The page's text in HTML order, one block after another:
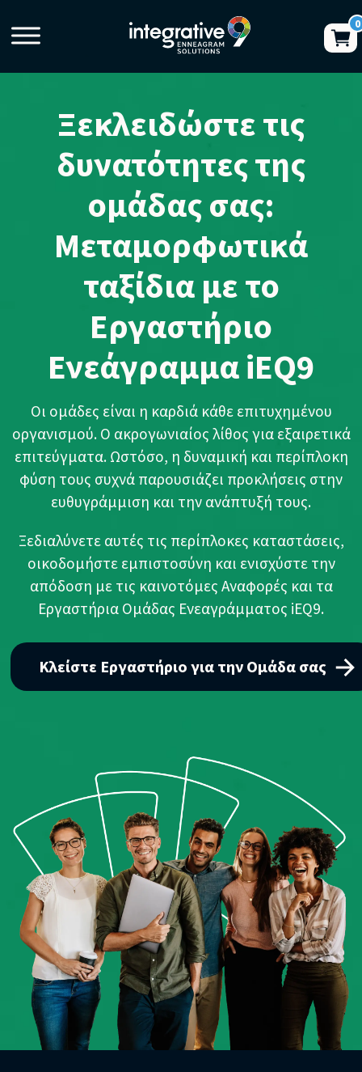
Ξεκλειδώστε τις
δυνατότητες της
ομάδας σας:
Μεταμορφωτικά
ταξίδια με το
Εργαστήριο
Ενεάγραμμα iEQ9
Οι ομάδες είναι η καρδιά κάθε επιτυχημένου
οργανισμού. Ο ακρογωνιαίος λίθος για εξαιρετικά
επιτεύγματα. Ωστόσο, η δυναμική και περίπλοκη
φύση τους συχνά παρουσιάζει προκλήσεις στην
ευθυγράμμιση και την ανάπτυξή τους.
Ξεδιαλύνετε αυτές τις περίπλοκες καταστάσεις,
οικοδομήστε εμπιστοσύνη και ενισχύστε την
απόδοση με τις καινοτόμες Αναφορές και τα
Εργαστήρια Ομάδας Ενεαγράμματος iEQ9.
Κλείστε Εργαστήριο για την Ομάδα σας